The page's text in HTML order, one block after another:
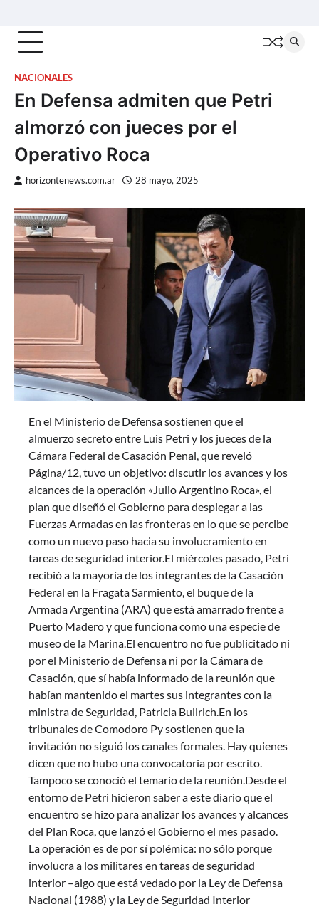
content
NACIONALES
En Defensa admiten que Petri
almorzó con jueces por el
Operativo Roca
horizontenews.com.ar 28 mayo, 2025
En el Ministerio de Defensa sostienen que el
almuerzo secreto entre Luis Petri y los jueces de la
Cámara Federal de Casación Penal, que reveló
Página/12, tuvo un objetivo: discutir los avances y los
alcances de la operación «Julio Argentino Roca», el
plan que diseñó el Gobierno para desplegar a las
Fuerzas Armadas en las fronteras en lo que se percibe
como un nuevo paso hacia su involucramiento en
tareas de seguridad interior.El miércoles pasado, Petri
recibió a la mayoría de los integrantes de la Casación
Federal en la Fragata Sarmiento, el buque de la
Armada Argentina (ARA) que está amarrado frente a
Puerto Madero y que funciona como una especie de
museo de la Marina.El encuentro no fue publicitado ni
por el Ministerio de Defensa ni por la Cámara de
Casación, que sí había informado de la reunión que
habían mantenido el martes sus integrantes con la
ministra de Seguridad, Patricia Bullrich.En los
tribunales de Comodoro Py sostienen que la
invitación no siguió los canales formales. Hay quienes
dicen que no hubo una convocatoria por escrito.
Tampoco se conoció el temario de la reunión.Desde el
entorno de Petri hicieron saber a este diario que el
encuentro se hizo para analizar los avances y alcances
del Plan Roca, que lanzó el Gobierno el mes pasado.
La operación es de por sí polémica: no sólo porque
involucra a los militares en tareas de seguridad
interior –algo que está vedado por la Ley de Defensa
Nacional (1988) y la Ley de Seguridad Interior